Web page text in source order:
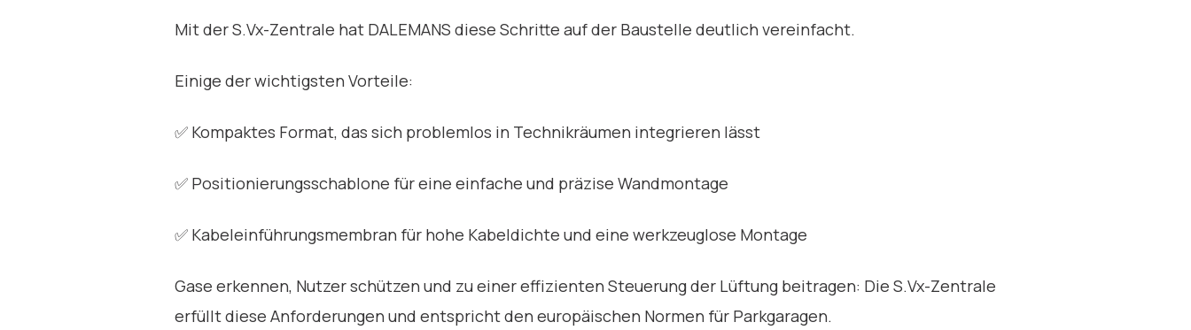
Mit der S.Vx-Zentrale hat DALEMANS diese Schritte auf der Baustelle deutlich vereinfacht.
Einige der wichtigsten Vorteile:
✅ Kompaktes Format, das sich problemlos in Technikräumen integrieren lässt
✅ Positionierungsschablone für eine einfache und präzise Wandmontage
✅ Kabeleinführungsmembran für hohe Kabeldichte und eine werkzeuglose Montage
Gase erkennen, Nutzer schützen und zu einer effizienten Steuerung der Lüftung beitragen: Die S.Vx-Zentrale
erfüllt diese Anforderungen und entspricht den europäischen Normen für Parkgaragen.